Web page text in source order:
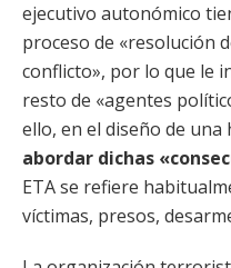
ejecutivo autonómico
proceso de «resolución
conflicto», por lo que le
resto de «agentes
ello, en el diseño de
abordar dichas
ETA se refiere
víctimas, presos,